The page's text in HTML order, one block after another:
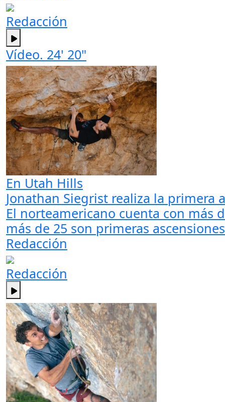
Redacción
Vídeo. 24' 20"
En Utah Hills
Jonathan Siegrist realiza la primera
El norteamericano cuenta con más
más de 25 son primeras
Redacción
Redacción